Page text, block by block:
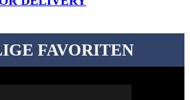
FAVORITEN